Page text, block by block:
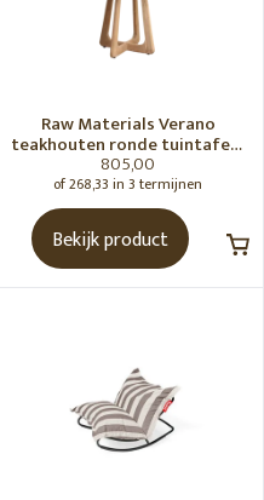
Raw Materials Verano
teakhouten ronde tuintafel -
Ø100 cm
805,00
of 268,33 in 3 termijnen
Bekijk product